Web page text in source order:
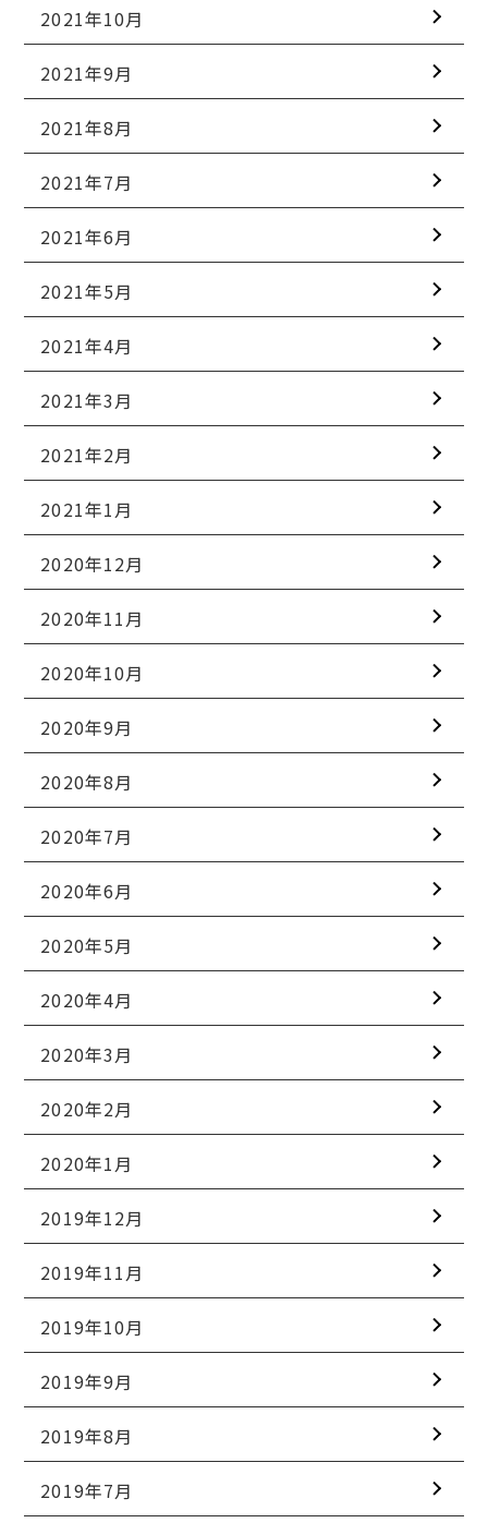
2021年10月
2021年9月
2021年8月
2021年7月
2021年6月
2021年5月
2021年4月
2021年3月
2021年2月
2021年1月
2020年12月
2020年11月
2020年10月
2020年9月
2020年8月
2020年7月
2020年6月
2020年5月
2020年4月
2020年3月
2020年2月
2020年1月
2019年12月
2019年11月
2019年10月
2019年9月
2019年8月
2019年7月